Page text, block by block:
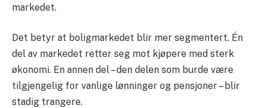
markedet.
Det betyr at boligmarkedet blir mer segmentert. Én
del av markedet retter seg mot kjøpere med sterk
økonomi. En annen del – den delen som burde være
tilgjengelig for vanlige lønninger og pensjoner – blir
stadig trangere.